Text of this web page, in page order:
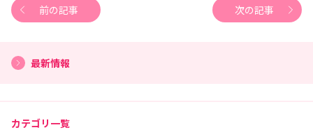
前の記事 次の記事
最新情報
カテゴリ一覧